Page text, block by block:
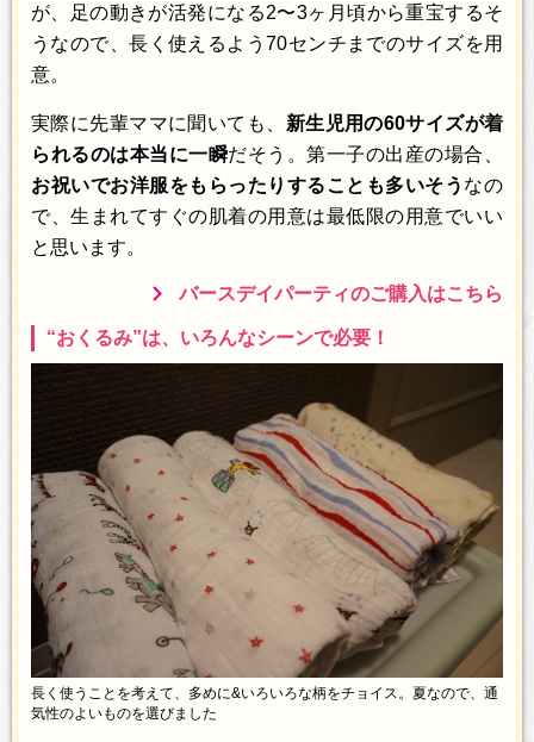
が、足の動きが活発になる2〜3ヶ月頃から重宝するそ
うなので、長く使えるよう70センチまでのサイズを用
意。
実際に先輩ママに聞いても、 新生児用の60サイズが着
られるのは本当に一瞬だそう。第一子の出産の場合、
お祝いでお洋服をもらったりすることも多いそう なの
で、生まれてすぐの肌着の用意は最低限の用意でいい
と思います。
バースデイパーティのご購入はこちら
“おくるみ”は、いろんなシーンで必要！
長く使うことを考えて、多めに&いろいろな柄をチョイス。夏なので、通
気性のよいものを選びました